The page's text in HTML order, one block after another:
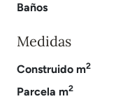
Baños
Medidas
Construido m2
Parcela m2